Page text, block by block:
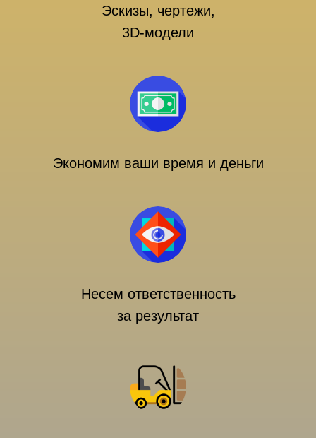
Эскизы, чертежи,
3D-модели
Экономим ваши время и деньги
Несем ответственность
за результат